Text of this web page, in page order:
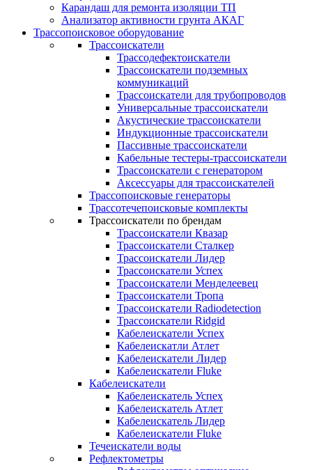
Карандаш для ремонта изоляции ТП
Анализатор активности грунта АКАГ
Трассопоисковое оборудование
Трассоискатели
Трассодефектоискатели
Трассоискатели подземных
коммуникаций
Трассоискатели для трубопроводов
Универсальные трассоискатели
Акустические трассоискатели
Индукционные трассоискатели
Пассивные трассоискатели
Кабельные тестеры-трассоискатели
Трассоискатели с генератором
Аксессуары для трассоискателей
Трассопоисковые генераторы
Трассотечепоисковые комплекты
Трассоискатели по брендам
Трассоискатели Квазар
Трассоискатели Сталкер
Трассоискатели Лидер
Трассоискатели Успех
Трассоискатели Менделеевец
Трассоискатели Тропа
Трассоискатели Radiodetection
Трассоискатели Ridgid
Кабелеискатели Успех
Кабелеискатли Атлет
Кабелеискатели Лидер
Кабелеискатели Fluke
Кабелеискатели
Кабелеискатель Успех
Кабелеискатель Атлет
Кабелеискатель Лидер
Кабелеискатели Fluke
Течеискатели воды
Рефлектометры